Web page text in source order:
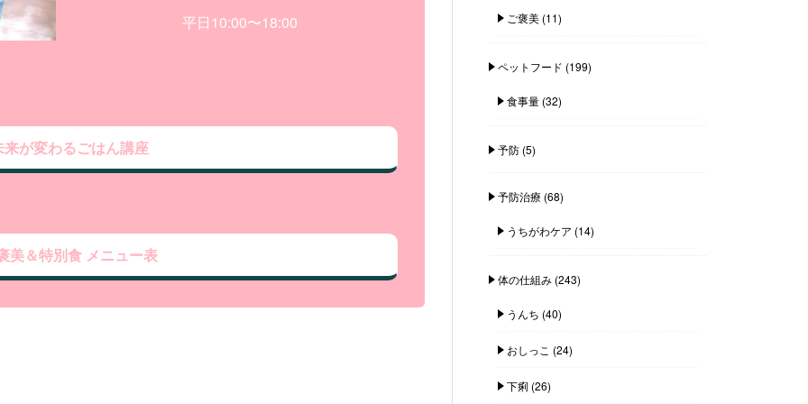
平日10:00〜18:00
来が変わるごはん講座
美＆特別食 メニュー表
ご褒美(11)
ペットフード (199)
食事量(32)
予防(5)
予防治療(68)
うちがわケア (14)
体の仕組み(243)
うんち (40)
おしっこ (24)
下痢 (26)